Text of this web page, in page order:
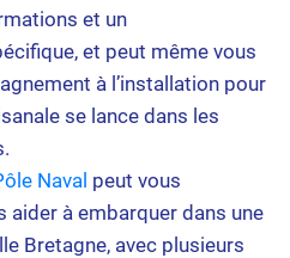
et un
et peut même vous
à l’installation pour
se lance dans les
Naval peut vous
aider à embarquer dans une
Bretagne, avec plusieurs